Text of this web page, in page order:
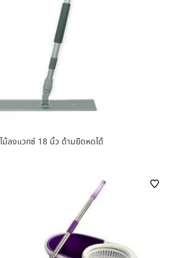
ไม้ลงแวกซ์ 18 นิ้ว ด้ามยืดหดได้